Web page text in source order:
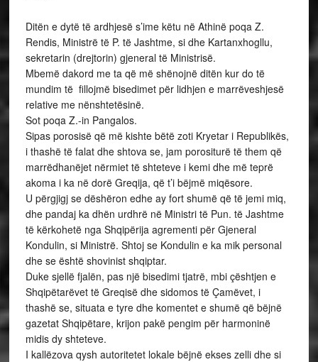
Ditën e dytë të ardhjesë s’ime këtu në Athinë poqa Z.
Rendis, Ministrë të P. të Jashtme, si dhe Kartanxhogllu,
sekretarin (drejtorin) gjeneral të Ministrisë.
Mbemë dakord me ta që më shënojnë ditën kur do të
mundim të fillojmë bisedimet për lidhjen e marrëveshjesë
relative me nënshtetësinë.
Sot poqa Z.-in Pangalos.
Sipas porosisë që më kishte bëtë zoti Kryetar i Republikës,
i thashë të falat dhe shtova se, jam porositurë të them që
marrëdhanëjet nërmiet të shteteve i kemi dhe më teprë
akoma i ka në dorë Greqija, që t’i bëjmë miqësore.
U përgjigj se dëshëron edhe ay fort shumë që të jemi miq,
dhe pandaj ka dhën urdhrë në Ministri të Pun. të Jashtme
të kërkohetë nga Shqipërija agrementi për Gjeneral
Kondulin, si Ministrë. Shtoj se Kondulin e ka mik personal
dhe se është shovinist shqiptar.
Duke sjellë fjalën, pas një bisedimi tjatrë, mbi çështjen e
Shqipëtarëvet të Greqisë dhe sidomos të Çamëvet, i
thashë se, situata e tyre dhe komentet e shumë që bëjnë
gazetat Shqipëtare, krijon pakë pengim për harmoninë
midis dy shteteve.
I kallëzova qysh autoritetet lokale bëjnë ekses zelli dhe si